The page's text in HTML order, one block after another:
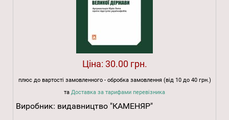
Ціна: 30.00 грн.
плюс до вартості замовленного - обробка замовлення (від 10 до 40 грн.)
та Доставка за тарифами перевізника
Виробник: видавництво "КАМЕНЯР"